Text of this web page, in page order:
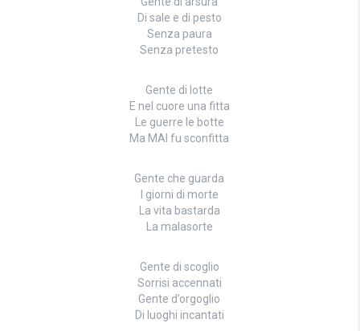
Di sale e di pesto
Senza paura
Senza pretesto
Gente di lotte
E nel cuore una fitta
Le guerre le botte
Ma MAI fu sconfitta
Gente che guarda
I giorni di morte
La vita bastarda
La malasorte
Gente di scoglio
Sorrisi accennati
Gente d’orgoglio
Di luoghi incantati